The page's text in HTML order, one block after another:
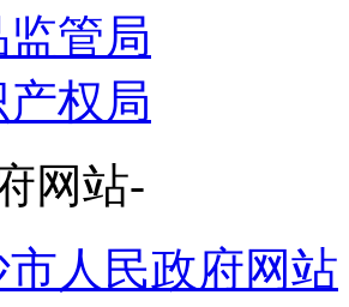
管局
权局
网站-
人民政府网站